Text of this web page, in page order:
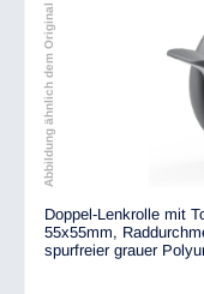
Abbildung ähnlich dem Original
Doppel-Lenkrolle mit
55x55mm,
spurfreier grauer